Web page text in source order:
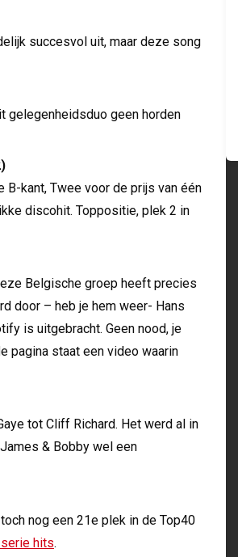
succesvol uit, maar deze song
gelegenheidsduo geen horden
kant, Twee voor de prijs van één
discohit. Toppositie, plek 2 in
Belgische groep heeft precies
door – heb je hem weer- Hans
is uitgebracht. Geen nood, je
pagina staat een video waarin
tot Cliff Richard. Het werd al in
& Bobby wel een
nog een 21e plek in de Top40
hits.